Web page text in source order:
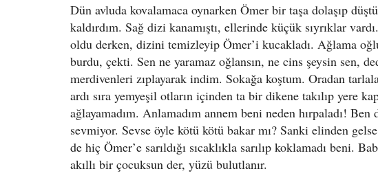
Dün avluda kovalamaca oynarken Ömer bir taşa dolaşıp
kaldırdım. Sağ dizi kanamıştı, ellerinde küçük sıyrıklar
oldu derken, dizini temizleyip Ömer’i kucakladı. Ağlama
burdu, çekti. Sen ne yaramaz oğlansın, ne cins şeysin sen,
merdivenleri zıplayarak indim. Sokağa koştum. Oradan
ardı sıra yemyeşil otların içinden ta bir dikene takılıp yere
ağlayamadım. Anlamadım annem beni neden hırpaladı!
sevmiyor. Sevse öyle kötü kötü bakar mı? Sanki elinden
de hiç Ömer’e sarıldığı sıcaklıkla sarılıp koklamadı beni.
akıllı bir çocuksun der, yüzü bulutlanır.